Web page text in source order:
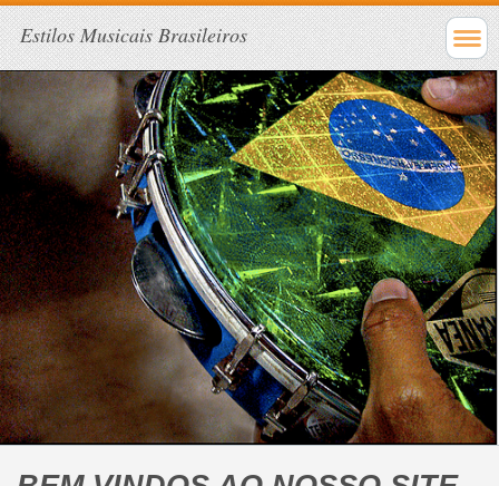
Estilos Musicais Brasileiros